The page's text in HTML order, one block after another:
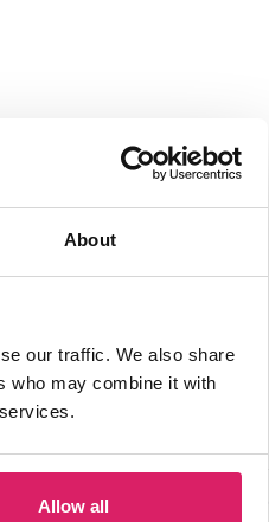
About
our traffic. We also share
who may combine it with
Allow all